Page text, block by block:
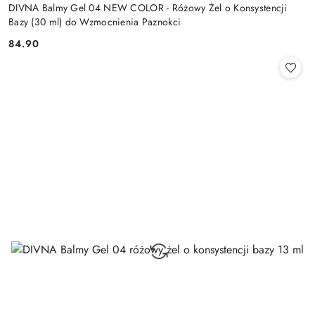
DIVNA Balmy Gel 04 NEW COLOR - Różowy Żel o Konsystencji
Bazy (30 ml) do Wzmocnienia Paznokci
Cena:
84.90